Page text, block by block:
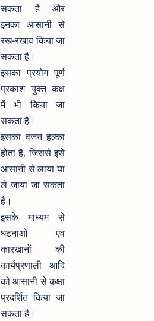
सकता है और
इनका आसानी से
रख-रखाव किया जा
सकता है।
इसका प्रयोग पूर्ण
प्रकाश युक्त कक्ष
में भी किया जा
सकता है।
इसका वजन हल्का
होता है, जिससे इसे
आसानी से लाया या
ले जाया जा सकता
है।
इसके माध्यम से
घटनाओं एवं
कारखानों की
कार्यप्रणाली आदि
को आसानी से कक्षा
प्रदर्शित किया जा
सकता है।